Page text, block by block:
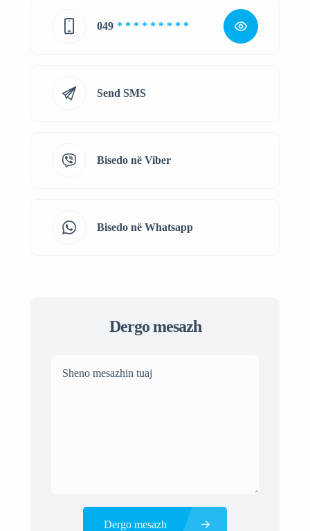
049 * * * * * * * * *
Send SMS
Bisedo në Viber
Bisedo në Whatsapp
Dergo mesazh
Dergo mesazh